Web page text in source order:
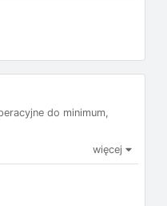
do minimum,
więcej